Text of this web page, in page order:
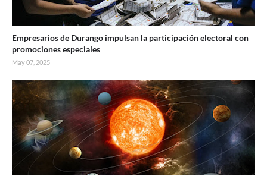
Empresarios de Durango impulsan la participación electoral con
promociones especiales
May 07, 2025